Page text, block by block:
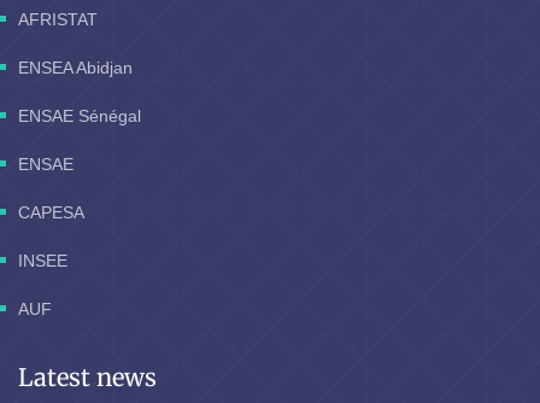
AFRISTAT
ENSEA Abidjan
ENSAE Sénégal
ENSAE
CAPESA
INSEE
AUF
Latest news